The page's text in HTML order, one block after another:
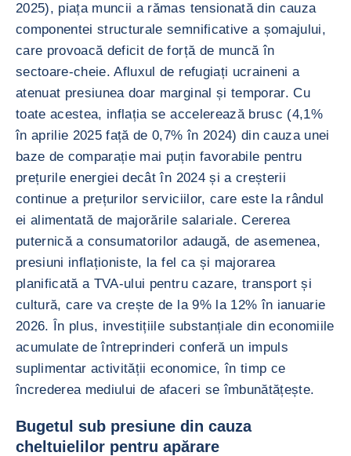
2025), piața muncii a rămas tensionată din cauza
componentei structurale semnificative a șomajului,
care provoacă deficit de forță de muncă în
sectoare-cheie. Afluxul de refugiați ucraineni a
atenuat presiunea doar marginal și temporar. Cu
toate acestea, inflația se accelerează brusc (4,1%
în aprilie 2025 față de 0,7% în 2024) din cauza unei
baze de comparație mai puțin favorabile pentru
prețurile energiei decât în 2024 și a creșterii
continue a prețurilor serviciilor, care este la rândul
ei alimentată de majorările salariale. Cererea
puternică a consumatorilor adaugă, de asemenea,
presiuni inflaționiste, la fel ca și majorarea
planificată a TVA-ului pentru cazare, transport și
cultură, care va crește de la 9% la 12% în ianuarie
2026. În plus, investițiile substanțiale din economiile
acumulate de întreprinderi conferă un impuls
suplimentar activității economice, în timp ce
încrederea mediului de afaceri se îmbunătățește.
Bugetul sub presiune din cauza
cheltuielilor pentru apărare